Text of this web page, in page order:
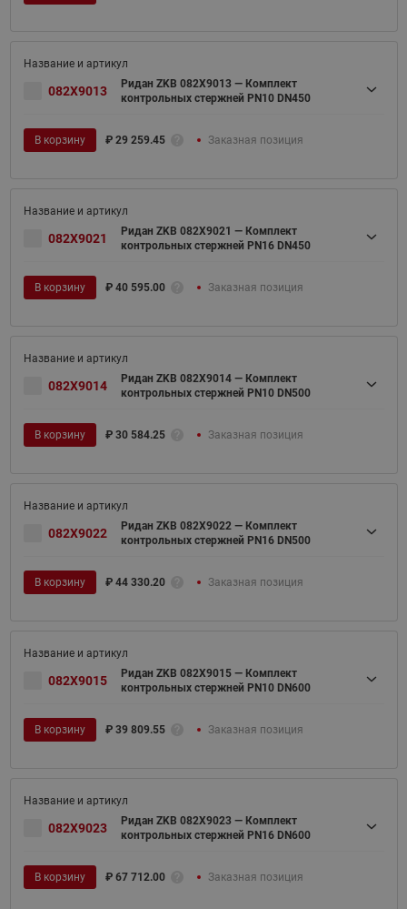
082X9013
Ридан ZKB 082X9013 — Комплект
контрольных стержней PN10 DN450
В корзину ₽ 29 259.45 Заказная позиция
082X9021
Ридан ZKB 082X9021 — Комплект
контрольных стержней PN16 DN450
В корзину ₽ 40 595.00 Заказная позиция
082X9014
Ридан ZKB 082X9014 — Комплект
контрольных стержней PN10 DN500
В корзину ₽ 30 584.25 Заказная позиция
082X9022
Ридан ZKB 082X9022 — Комплект
контрольных стержней PN16 DN500
В корзину ₽ 44 330.20 Заказная позиция
082X9015
Ридан ZKB 082X9015 — Комплект
контрольных стержней PN10 DN600
В корзину ₽ 39 809.55 Заказная позиция
082X9023
Ридан ZKB 082X9023 — Комплект
контрольных стержней PN16 DN600
В корзину ₽ 67 712.00 Заказная позиция